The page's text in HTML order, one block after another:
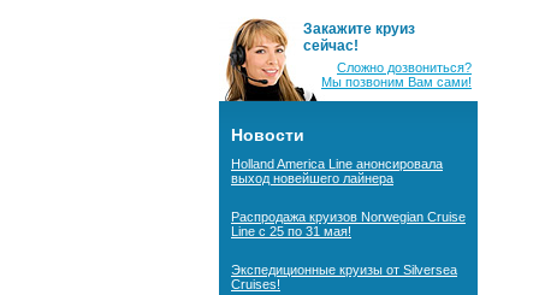
Закажите круиз
сейчас!
Сложно дозвониться?
Мы позвоним Вам сами!
Новости
Holland America Line анонсировала
выход новейшего лайнера
Распродажа круизов Norwegian Cruise
Line с 25 по 31 мая!
Экспедиционные круизы от Silversea
Cruises!